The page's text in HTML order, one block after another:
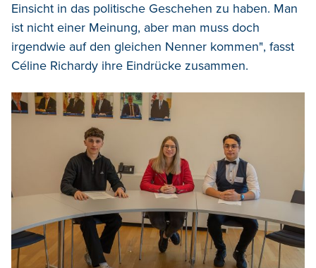
Einsicht in das politische Geschehen zu haben. Man
ist nicht einer Meinung, aber man muss doch
irgendwie auf den gleichen Nenner kommen", fasst
Céline Richardy ihre Eindrücke zusammen.